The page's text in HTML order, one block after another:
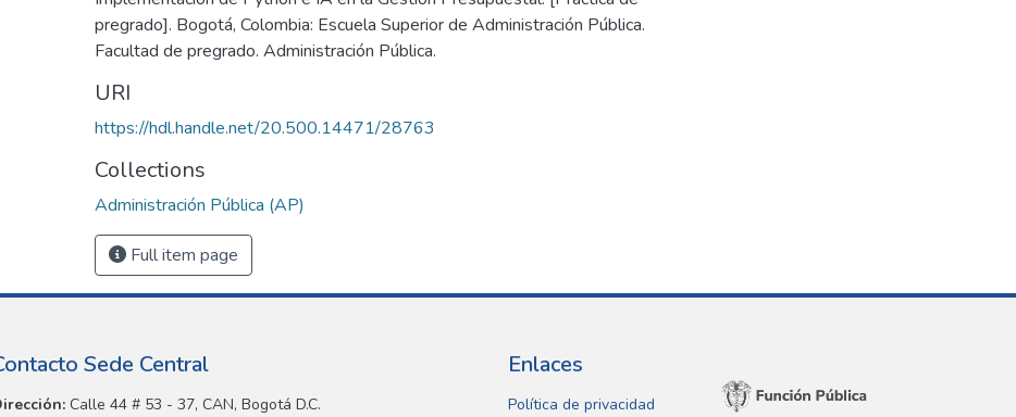
pregrado]. Bogotá, Colombia: Escuela Superior de Administración Pública.
Facultad de pregrado. Administración Pública.
URI
https://hdl.handle.net/20.500.14471/28763
Collections
Administración Pública (AP)
Full item page
Sede Central
Calle 44 # 53 - 37, CAN, Bogotá D.C.
Enlaces
Política de privacidad